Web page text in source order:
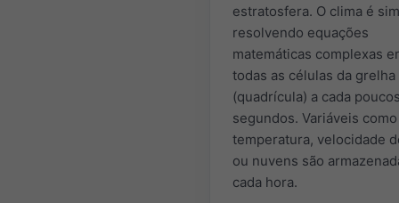
estratosfera. O clima é
resolvendo equações
matemáticas complexas
todas as células da grelha
(quadrícula) a cada
segundos. Variáveis
temperatura, velocidade
ou nuvens são
cada hora.